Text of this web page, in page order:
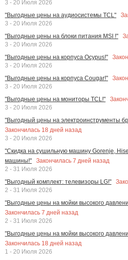
3 - 20 Июля 2026
"Выгодные цены на аудиосистемы TCL"
3 - 20 Июля 2026
"Выгодные цены на блоки питания MSI !"
3 - 20 Июля 2026
"Выгодные цены на корпуса Ocypus!"
3 - 20 Июля 2026
"Выгодные цены на корпуса Cougar!"
3 - 20 Июля 2026
"Выгодные цены на мониторы TCL!"
3 - 20 Июля 2026
"Выгодный цены на электроинструменты
Закончилась 18 дней назад
3 - 20 Июля 2026
"Скидка на сушильную машину Gorenje,
машины!"
Закончилась 7 дней назад
2 - 31 Июля 2026
"Выгодный комплект: телевизоры LG!"
2 - 31 Июля 2026
"Выгодные цены на мойки высокого
Закончилась 7 дней назад
2 - 31 Июля 2026
"Выгодные цены на мойки высокого
Закончилась 18 дней назад
1 - 20 Июля 2026